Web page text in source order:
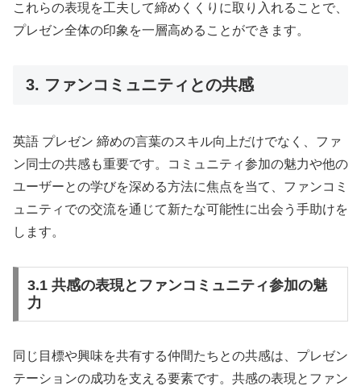
これらの表現を工夫して締めくくりに取り入れることで、
プレゼン全体の印象を一層高めることができます。
3. ファンコミュニティとの共感
英語 プレゼン 締めの言葉のスキル向上だけでなく、ファ
ン同士の共感も重要です。コミュニティ参加の魅力や他の
ユーザーとの学びを深める方法に焦点を当て、ファンコミ
ュニティでの交流を通じて新たな可能性に出会う手助けを
します。
3.1 共感の表現とファンコミュニティ参加の魅
力
同じ目標や興味を共有する仲間たちとの共感は、プレゼン
テーションの成功を支える要素です。共感の表現とファン